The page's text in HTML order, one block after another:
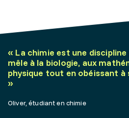
« La chimie est une
mêle à la biologie, aux
physique tout en obéissant à
»
Oliver, étudiant en chimie